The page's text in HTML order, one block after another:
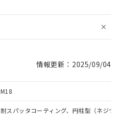
情報更新：2025/09/04
M18
耐スパッタコーティング、円柱型（ネジつ